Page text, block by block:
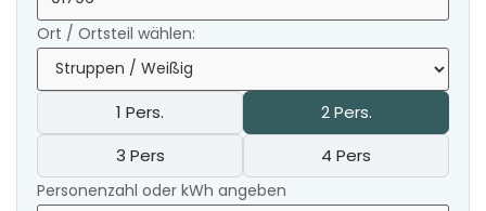
Ort / Ortsteil wählen:
1 Pers.
2 Pers.
3 Pers
4 Pers
Personenzahl oder kWh angeben